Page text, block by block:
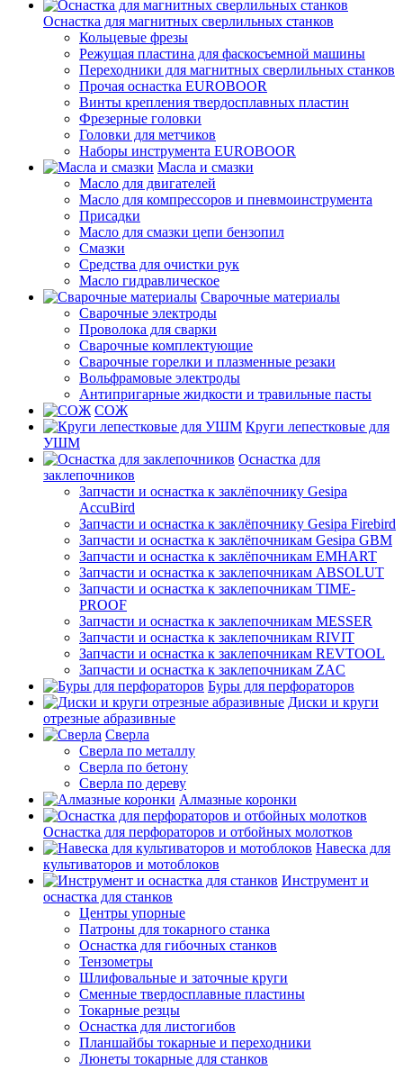
Оснастка для магнитных сверлильных станков
Кольцевые фрезы
Режущая пластина для фаскосъемной машины
Переходники для магнитных сверлильных станков
Прочая оснастка EUROBOOR
Винты крепления твердосплавных пластин
Фрезерные головки
Головки для метчиков
Наборы инструмента EUROBOOR
Масла и смазки
Масло для двигателей
Масло для компрессоров и пневмоинструмента
Присадки
Масло для смазки цепи бензопил
Смазки
Средства для очистки рук
Масло гидравлическое
Сварочные материалы
Сварочные электроды
Проволока для сварки
Сварочные комплектующие
Сварочные горелки и плазменные резаки
Вольфрамовые электроды
Антипригарные жидкости и травильные пасты
СОЖ
Круги лепестковые для
УШМ
Оснастка для
заклепочников
Запчасти и оснастка к заклёпочнику Gesipa
AccuBird
Запчасти и оснастка к заклёпочнику Gesipa Firebird
Запчасти и оснастка к заклёпочникам Gesipa GBM
Запчасти и оснастка к заклёпочникам EMHART
Запчасти и оснастка к заклепочникам ABSOLUT
Запчасти и оснастка к заклепочникам TIME-
PROOF
Запчасти и оснастка к заклепочникам MESSER
Запчасти и оснастка к заклепочникам RIVIT
Запчасти и оснастка к заклепочникам REVTOOL
Запчасти и оснастка к заклепочникам ZAC
Буры для перфораторов
Диски и круги
отрезные абразивные
Сверла
Сверла по металлу
Сверла по бетону
Сверла по дереву
Алмазные коронки
Оснастка для перфораторов и отбойных молотков
Навеска для
культиваторов и мотоблоков
Инструмент и
оснастка для станков
Центры упорные
Патроны для токарного станка
Оснастка для гибочных станков
Тензометры
Шлифовальные и заточные круги
Сменные твердосплавные пластины
Токарные резцы
Оснастка для листогибов
Планшайбы токарные и переходники
Люнеты токарные для станков